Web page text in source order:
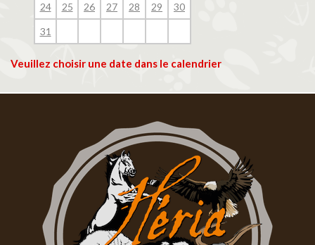
24 25 26 27 28 29 30
31
Veuillez choisir une date dans le calendrier